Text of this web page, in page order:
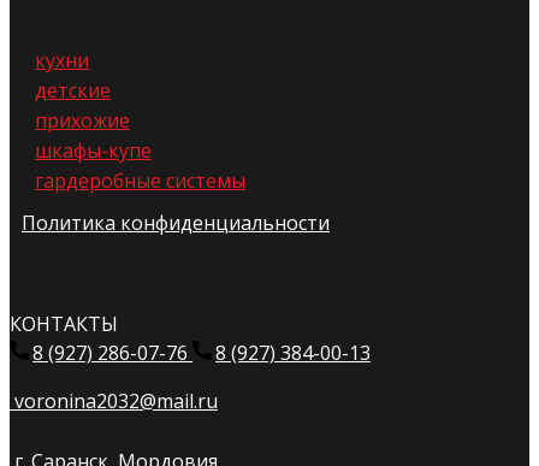
кухни
детские
прихожие
шкафы-купе
гардеробные системы
Политика конфиденциальности
КОНТАКТЫ
8 (927) 286-07-76
8 (927) 384-00-13
voronina2032@mail.ru